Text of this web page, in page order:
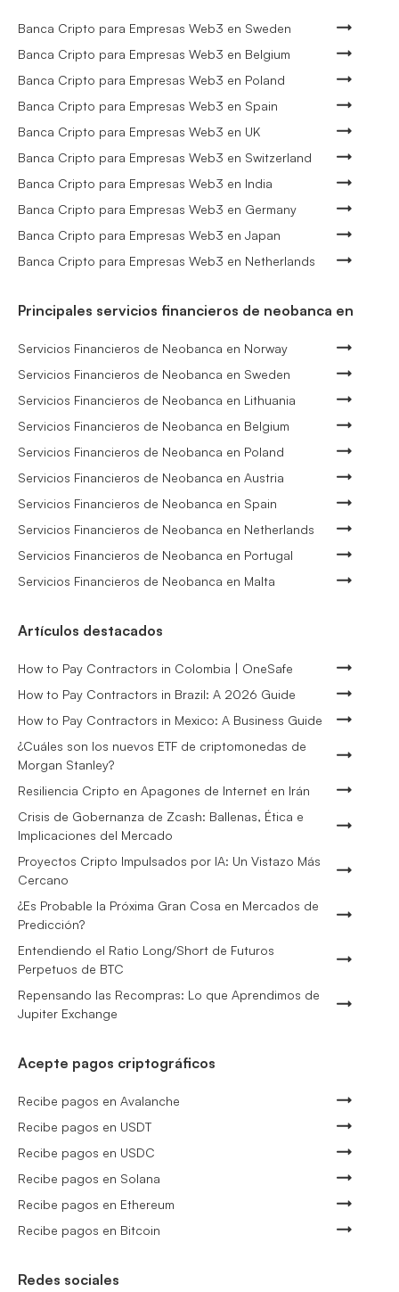
Banca Cripto para Empresas Web3 en Sweden
Banca Cripto para Empresas Web3 en Belgium
Banca Cripto para Empresas Web3 en Poland
Banca Cripto para Empresas Web3 en Spain
Banca Cripto para Empresas Web3 en UK
Banca Cripto para Empresas Web3 en Switzerland
Banca Cripto para Empresas Web3 en India
Banca Cripto para Empresas Web3 en Germany
Banca Cripto para Empresas Web3 en Japan
Banca Cripto para Empresas Web3 en Netherlands
Principales servicios financieros de neobanca en
Servicios Financieros de Neobanca en Norway
Servicios Financieros de Neobanca en Sweden
Servicios Financieros de Neobanca en Lithuania
Servicios Financieros de Neobanca en Belgium
Servicios Financieros de Neobanca en Poland
Servicios Financieros de Neobanca en Austria
Servicios Financieros de Neobanca en Spain
Servicios Financieros de Neobanca en Netherlands
Servicios Financieros de Neobanca en Portugal
Servicios Financieros de Neobanca en Malta
Artículos destacados
How to Pay Contractors in Colombia | OneSafe
How to Pay Contractors in Brazil: A 2026 Guide
How to Pay Contractors in Mexico: A Business Guide
¿Cuáles son los nuevos ETF de criptomonedas de
Morgan Stanley?
Resiliencia Cripto en Apagones de Internet en Irán
Crisis de Gobernanza de Zcash: Ballenas, Ética e
Implicaciones del Mercado
Proyectos Cripto Impulsados por IA: Un Vistazo Más
Cercano
¿Es Probable la Próxima Gran Cosa en Mercados de
Predicción?
Entendiendo el Ratio Long/Short de Futuros
Perpetuos de BTC
Repensando las Recompras: Lo que Aprendimos de
Jupiter Exchange
Acepte pagos criptográficos
Recibe pagos en Avalanche
Recibe pagos en USDT
Recibe pagos en USDC
Recibe pagos en Solana
Recibe pagos en Ethereum
Recibe pagos en Bitcoin
Redes sociales